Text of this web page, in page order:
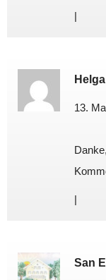
|
Helga
13.
|
San